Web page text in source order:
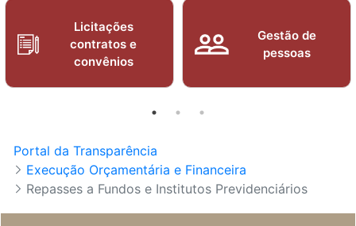
Licitações
contratos e
convênios
Gestão de
pessoas
Portal da Transparência
Execução Orçamentária e Financeira
Repasses a Fundos e Institutos Previdenciários